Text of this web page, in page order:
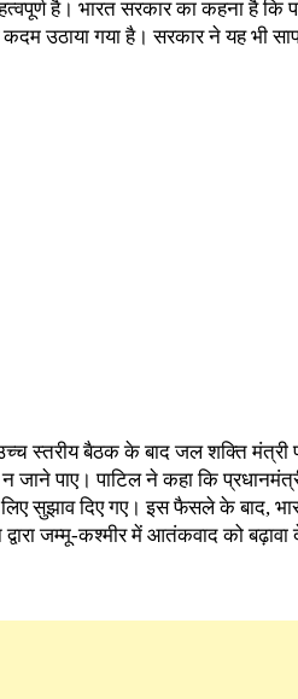
है। भारत सरकार का कहना है कि
उठाया गया है। सरकार ने यह भी
स्तरीय बैठक के बाद जल शक्ति मंत्री
जाने पाए। पाटिल ने कहा कि
सुझाव दिए गए। इस फैसले के बाद,
जम्मू-कश्मीर में आतंकवाद को